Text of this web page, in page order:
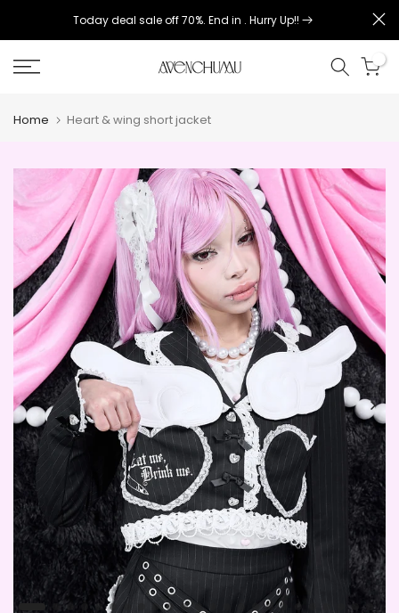
ン
テ
ン
へ
プ
Today deal sale off 70%. End in . Hurry Up!!
Home Heart & wing short jacket